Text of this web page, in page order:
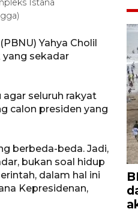
Istana
Yahya Cholil
sekadar
agar seluruh rakyat
calon presiden yang
berbeda-beda. Jadi,
bukan soal hidup
dalam hal ini
Kepresidenan,